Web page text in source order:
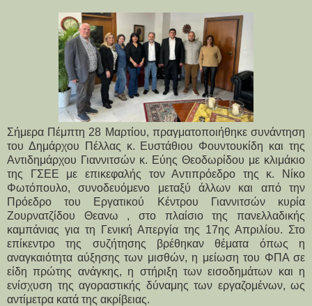
Σήμερα Πέμπτη 28 Μαρτίου, πραγματοποιήθηκε συνάντηση
του Δημάρχου Πέλλας κ. Ευστάθιου Φουντουκίδη και της
Αντιδημάρχου Γιαννιτσών κ. Εύης Θεοδωρίδου με κλιμάκιο
της ΓΣΕΕ με επικεφαλής τον Αντιπρόεδρο της κ. Νίκο
Φωτόπουλο, συνοδευόμενο μεταξύ άλλων και από την
Πρόεδρο του Εργατικού Κέντρου Γιαννιτσών κυρία
Ζουρνατζίδου Θεανω , στο πλαίσιο της πανελλαδικής
καμπάνιας για τη Γενική Απεργία της 17ης Απριλίου. Στο
επίκεντρο της συζήτησης βρέθηκαν θέματα όπως η
αναγκαιότητα αύξησης των μισθών, η μείωση του ΦΠΑ σε
είδη πρώτης ανάγκης, η στήριξη των εισοδημάτων και η
ενίσχυση της αγοραστικής δύναμης των εργαζομένων, ως
αντίμετρα κατά της ακρίβειας.